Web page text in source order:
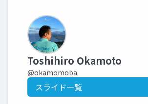
Toshihiro Okamoto
@okamomoba
スライド一覧